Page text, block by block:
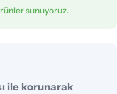
sunuyoruz.
ile korunarak